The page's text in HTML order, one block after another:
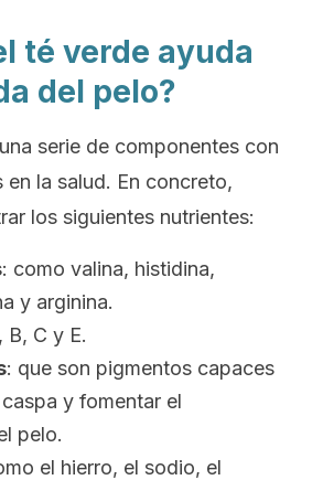
té verde ayuda
del pelo?
serie de componentes con
la salud. En concreto,
los siguientes nutrientes:
: como valina, histidina,
y arginina.
B, C y E.
: que son pigmentos capaces
y fomentar el
pelo.
el hierro, el sodio, el